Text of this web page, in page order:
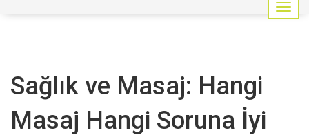
G
e
Sağlık ve Masaj: Hangi
Masaj Hangi Soruna İyi